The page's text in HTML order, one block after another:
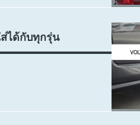
ส่ได้กับทุกรุ่น